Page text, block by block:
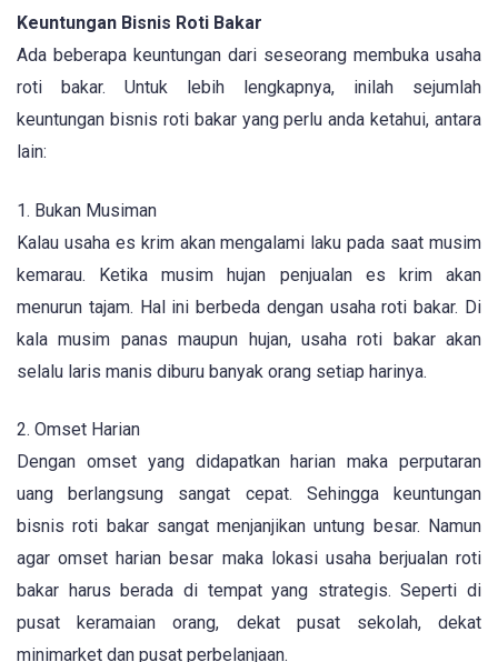
Keuntungan Bisnis Roti Bakar
Ada beberapa keuntungan dari seseorang membuka usaha
roti bakar. Untuk lebih lengkapnya, inilah sejumlah
keuntungan bisnis roti bakar yang perlu anda ketahui, antara
lain:
1. Bukan Musiman
Kalau usaha es krim akan mengalami laku pada saat musim
kemarau. Ketika musim hujan penjualan es krim akan
menurun tajam. Hal ini berbeda dengan usaha roti bakar. Di
kala musim panas maupun hujan, usaha roti bakar akan
selalu laris manis diburu banyak orang setiap harinya.
2. Omset Harian
Dengan omset yang didapatkan harian maka perputaran
uang berlangsung sangat cepat. Sehingga keuntungan
bisnis roti bakar sangat menjanjikan untung besar. Namun
agar omset harian besar maka lokasi usaha berjualan roti
bakar harus berada di tempat yang strategis. Seperti di
pusat keramaian orang, dekat pusat sekolah, dekat
minimarket dan pusat perbelanjaan.